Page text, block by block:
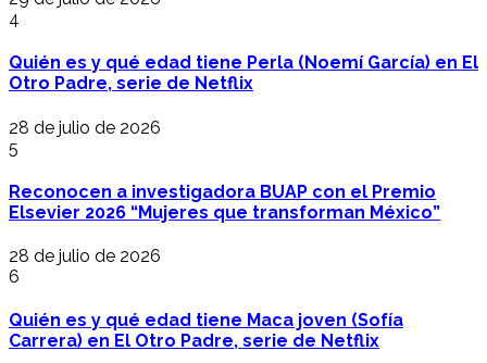
4
Quién es y qué edad tiene Perla (Noemí García) en El
Otro Padre, serie de Netflix
28 de julio de 2026
5
Reconocen a investigadora BUAP con el Premio
Elsevier 2026 “Mujeres que transforman México”
28 de julio de 2026
6
Quién es y qué edad tiene Maca joven (Sofía
Carrera) en El Otro Padre, serie de Netflix